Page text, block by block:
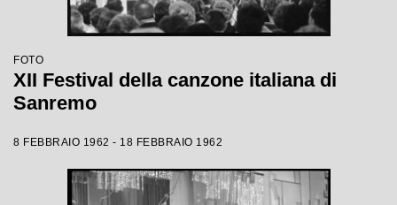
FOTO
XII Festival della canzone italiana di
Sanremo
8 FEBBRAIO 1962 - 18 FEBBRAIO 1962